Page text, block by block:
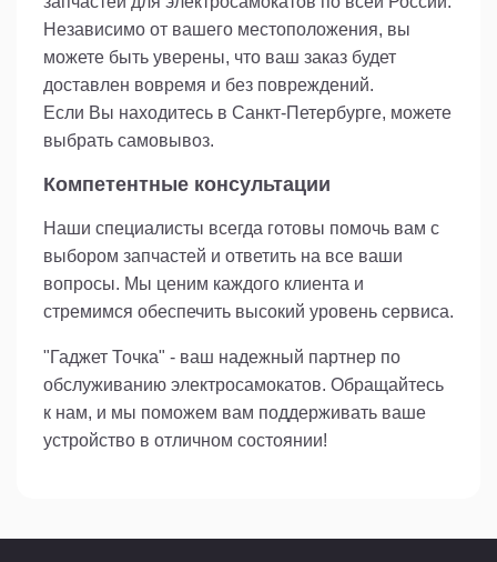
Независимо от вашего местоположения, вы
можете быть уверены, что ваш заказ будет
доставлен вовремя и без повреждений.
Если Вы находитесь в Санкт-Петербурге, можете
выбрать самовывоз.
Компетентные консультации
Наши специалисты всегда готовы помочь вам с
выбором запчастей и ответить на все ваши
вопросы. Мы ценим каждого клиента и
стремимся обеспечить высокий уровень сервиса.
"Гаджет Точка" - ваш надежный партнер по
обслуживанию электросамокатов. Обращайтесь
к нам, и мы поможем вам поддерживать ваше
устройство в отличном состоянии!